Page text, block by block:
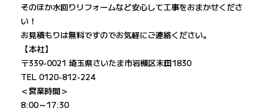
そのほか水回りリフォームなど安心して工事をおまかせくださ
い！
お見積もりは無料ですのでお気軽にご連絡ください。
【本社】
〒339-0021 埼玉県さいたま市岩槻区末田1830
TEL 0120-812-224
＜営業時間＞
8:00～17:30